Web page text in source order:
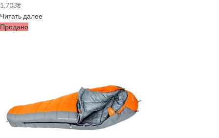
1,703₴
Читать далее
Продано